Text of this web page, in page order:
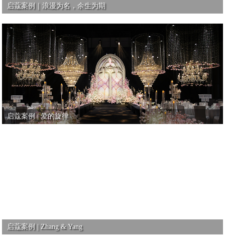
启蔻案例｜浪漫为名，余生为期
启蔻案例 | 爱的旋律
启蔻案例 | Zhang & Yang